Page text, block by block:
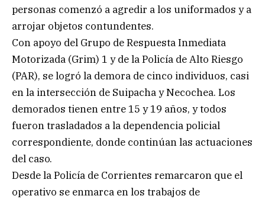
personas comenzó a agredir a los uniformados y a
arrojar objetos contundentes.
Con apoyo del Grupo de Respuesta Inmediata
Motorizada (Grim) 1 y de la Policía de Alto Riesgo
(PAR), se logró la demora de cinco individuos, casi
en la intersección de Suipacha y Necochea. Los
demorados tienen entre 15 y 19 años, y todos
fueron trasladados a la dependencia policial
correspondiente, donde continúan las actuaciones
del caso.
Desde la Policía de Corrientes remarcaron que el
operativo se enmarca en los trabajos de